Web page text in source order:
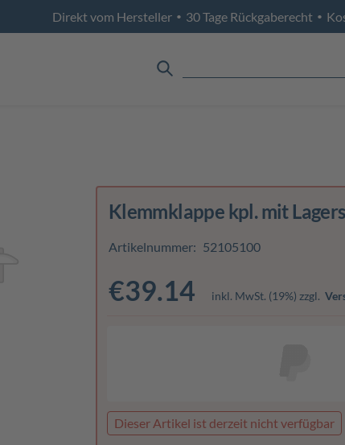
Direkt vom Hersteller • 30 Tage Rückgaberecht •
Klemmklappe kpl. mit
Artikelnummer: 52105100
€39.14 inkl. MwSt. (19%) zzgl.
Dieser Artikel ist derzeit nicht verfügbar